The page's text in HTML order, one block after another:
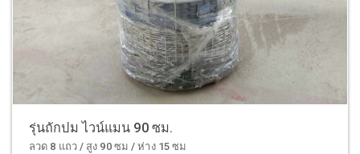
รุ่นถักปม ไวน์แมน 90 ซม.
ลวด 8 แถว / สูง 90 ซม / ห่าง 15 ซม